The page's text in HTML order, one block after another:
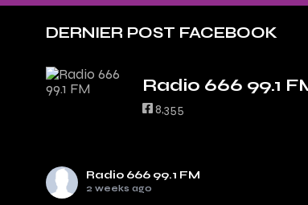
DERNIER POST FACEBOOK
Radio 666 99.1
8,355
Radio 666 99.1 FM
2 weeks ago